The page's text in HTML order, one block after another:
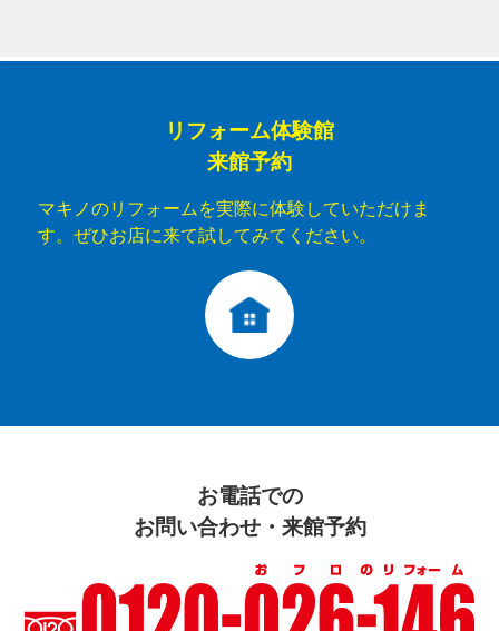
リフォーム体験館
来館予約
マキノのリフォームを実際に体験していただけま
す。ぜひお店に来て試してみてください。
お電話での
お問い合わせ・来館予約